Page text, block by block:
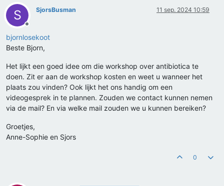
S
Offline
SjorsBusman 11 sep. 2024 10:59
bjornlosekoot
Beste Bjorn,
Het lijkt een goed idee om die workshop over antibiotica te
doen. Zit er aan de workshop kosten en weet u wanneer het
plaats zou vinden? Ook lijkt het ons handig om een
videogesprek in te plannen. Zouden we contact kunnen nemen
via de mail? En via welke mail zouden we u kunnen bereiken?
Groetjes,
Anne-Sophie en Sjors
0